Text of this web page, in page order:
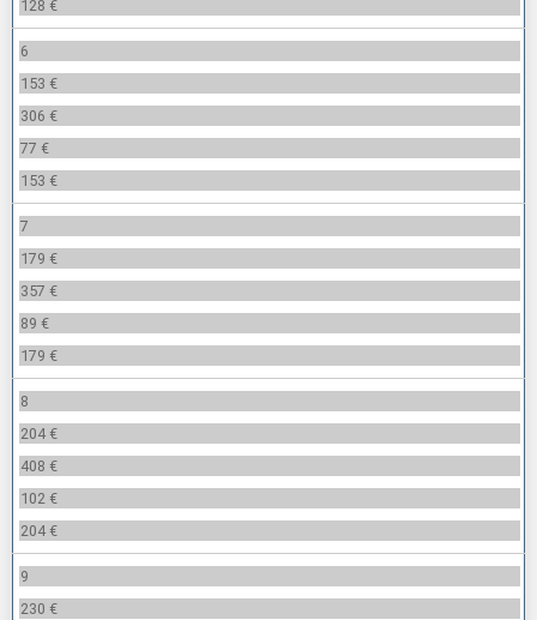
128 €
6
153 €
306 €
77 €
153 €
7
179 €
357 €
89 €
179 €
8
204 €
408 €
102 €
204 €
9
230 €